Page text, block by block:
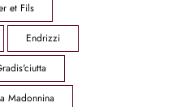
et Fils
Endrizzi
Madonnina